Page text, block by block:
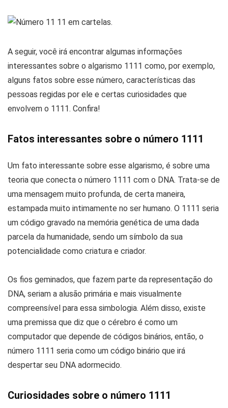
A seguir, você irá encontrar algumas informações
interessantes sobre o algarismo 1111 como, por exemplo,
alguns fatos sobre esse número, características das
pessoas regidas por ele e certas curiosidades que
envolvem o 1111. Confira!
Fatos interessantes sobre o número 1111
Um fato interessante sobre esse algarismo, é sobre uma
teoria que conecta o número 1111 com o DNA. Trata-se de
uma mensagem muito profunda, de certa maneira,
estampada muito intimamente no ser humano. O 1111 seria
um código gravado na memória genética de uma dada
parcela da humanidade, sendo um símbolo da sua
potencialidade como criatura e criador.
Os fios geminados, que fazem parte da representação do
DNA, seriam a alusão primária e mais visualmente
compreensível para essa simbologia. Além disso, existe
uma premissa que diz que o cérebro é como um
computador que depende de códigos binários, então, o
número 1111 seria como um código binário que irá
despertar seu DNA adormecido.
Curiosidades sobre o número 1111